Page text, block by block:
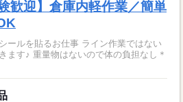
歓迎】倉庫内軽作業／簡単
ールを貼るお仕事 ライン作業ではない
ます♪ 重量物はないので体の負担なし＊